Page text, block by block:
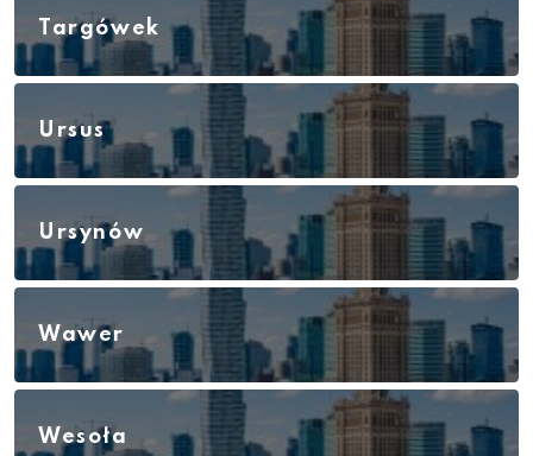
Targówek
Ursus
Ursynów
Wawer
Wesoła